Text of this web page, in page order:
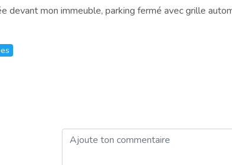
devant mon immeuble, parking fermé avec grille